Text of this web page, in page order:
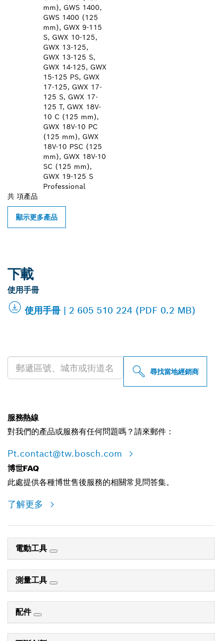
mm), GWS 1400,
GWS 1400 (125
mm), GWX 9-115
S, GWX 10-125,
GWX 13-125,
GWX 13-125 S,
GWX 14-125, GWX
15-125 PS, GWX
17-125, GWX 17-
125 S, GWX 17-
125 T, GWX 18V-
10 C (125 mm),
GWX 18V-10 PC
(125 mm), GWX
18V-10 PSC (125
mm), GWX 18V-10
SC (125 mm),
GWX 19-125 S
Professional
共 項產品
顯示更多產品
下載
使用手冊
使用手冊 | 2 605 510 224 (PDF 0.2 MB)
尋找當地經銷商
服務熱線
對我們的產品或服務有任何問題嗎？請來郵件：
Pt.contact@tw.bosch.com
博世FAQ
此處提供各種博世售後服務的相關常見問答集。
了解更多
電動工具
測量工具
配件